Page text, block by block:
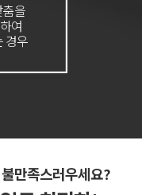
춤을
여
경우
만족스러우세요?